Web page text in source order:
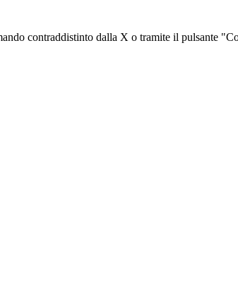
contraddistinto dalla X o tramite il pulsante